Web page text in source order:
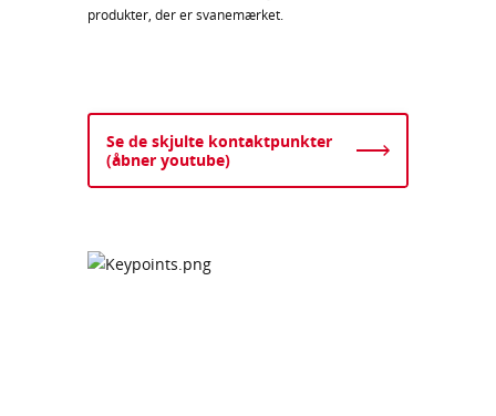
produkter, der er svanemærket.
Se de skjulte kontaktpunkter
(åbner youtube)